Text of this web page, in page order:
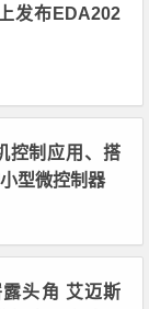
发布EDA202
控制应用、搭
型微控制器
头角 艾迈斯